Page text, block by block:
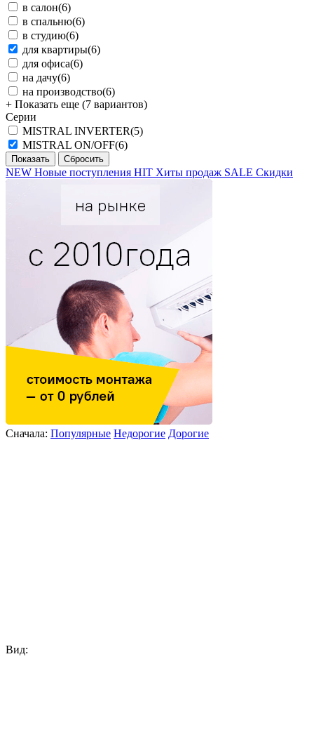
в салон(6)
в спальню(6)
в студию(6)
для квартиры(6)
для офиса(6)
на дачу(6)
на производство(6)
+ Показать еще (7 вариантов)
Серии
MISTRAL INVERTER(5)
MISTRAL ON/OFF(6)
NEW Новые поступления HIT Хиты продаж SALE Скидки
Сначала: Популярные Недорогие Дорогие
Вид: